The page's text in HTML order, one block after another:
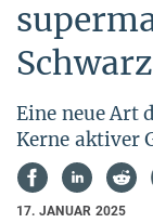
Eine neue Art
Kerne aktiver
17. JANUAR 2025